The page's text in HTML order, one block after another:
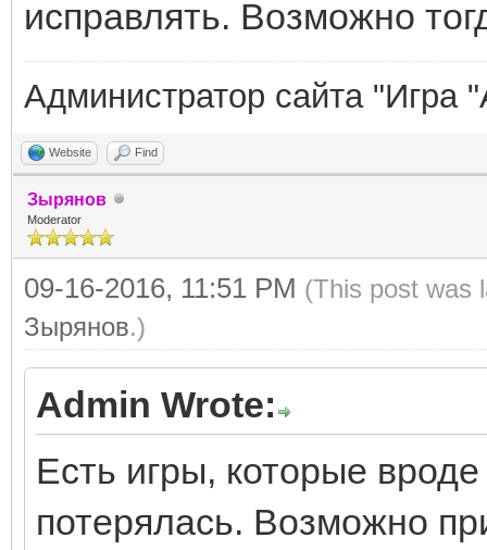
исправлять. Возможно
Администратор сайта "Игра
Website Find
Зырянов
Moderator
09-16-2016, 11:51 PM (This post was
Зырянов.)
Admin Wrote:
Есть игры, которые
потерялась. Возможно